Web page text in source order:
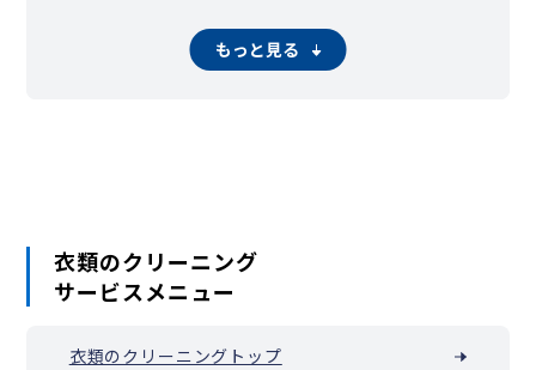
稲美町播磨町市川町福崎町
新温泉町
もっと見る
衣類のクリーニング
サービスメニュー
衣類のクリーニングトップ